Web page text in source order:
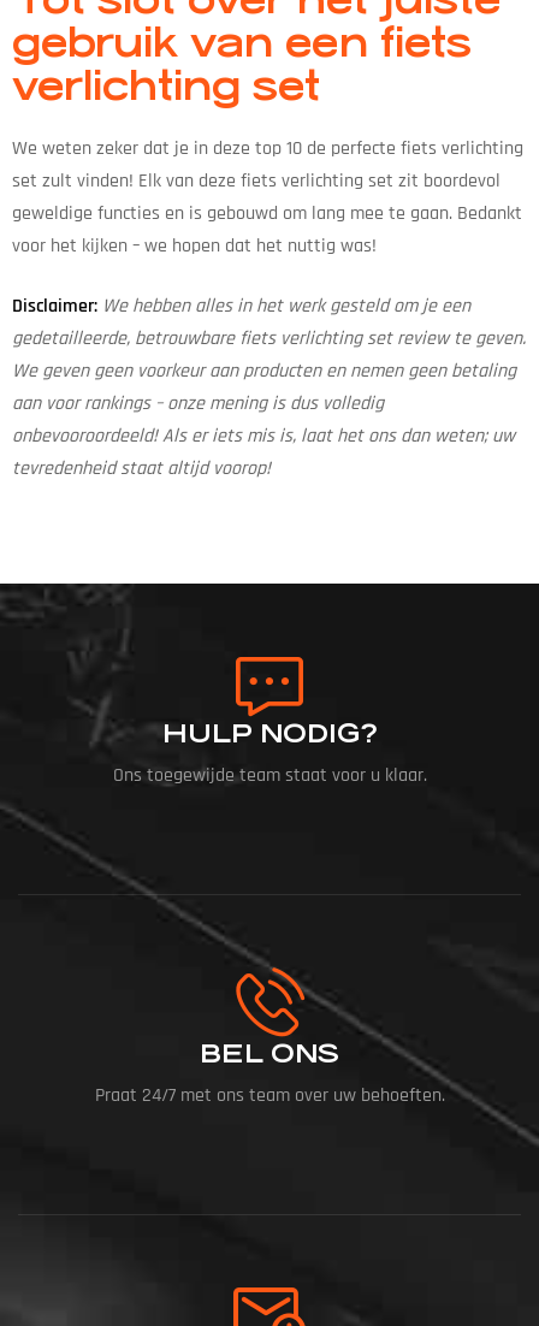
gebruik van een fiets
verlichting set
We weten zeker dat je in deze top 10 de perfecte fiets verlichting
set zult vinden! Elk van deze fiets verlichting set zit boordevol
geweldige functies en is gebouwd om lang mee te gaan. Bedankt
voor het kijken – we hopen dat het nuttig was!
Disclaimer: We hebben alles in het werk gesteld om je een
gedetailleerde, betrouwbare fiets verlichting set review te geven.
We geven geen voorkeur aan producten en nemen geen betaling
aan voor rankings – onze mening is dus volledig
onbevooroordeeld! Als er iets mis is, laat het ons dan weten; uw
tevredenheid staat altijd voorop!
HULP NODIG?
Ons toegewijde team staat voor u klaar.
BEL ONS
Praat 24/7 met ons team over uw behoeften.